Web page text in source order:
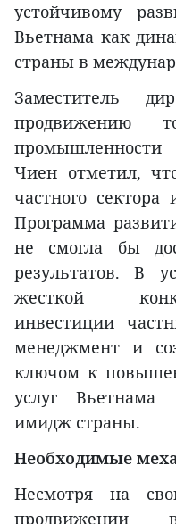
устойчивому
Вьетнама как
страны в
Заместитель
продвижению
Чиен отметил,
частного
Программа
не смогла бы
результатов. В
жесткой
инвестиции
менеджмент и
ключом к
услуг
имидж страны.
Необходимые
Несмотря на
продвижении